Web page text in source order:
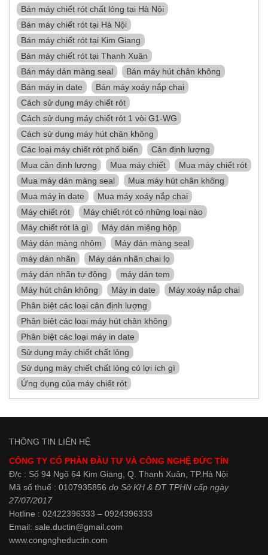
Bán máy chiết rót chất lỏng tại Hà Nội
Bán máy chiết rót tại Hà Nội
Bán máy chiết rót tại Kim Giang
Bán máy chiết rót tại Thanh Xuân
Bán máy dán màng seal
Bán máy hút chân không
Bán máy in date
Bán máy xoáy nắp chai
Cách sử dụng máy chiết rót
Cách sử dụng máy chiết rót 1 vòi G1-WG
Cách sử dụng máy hút chân không
Các loại máy chiết rót phổ biến
Cân định lượng
Mua cân định lượng
Mua máy chiết
Mua máy chiết rót
Mua máy dán màng seal
Mua máy hút chân không
Mua máy in date
Mua máy xoáy nắp chai
Máy chiết rót
Máy chiết rót có những loại nào
Máy chiết rót là gì
Máy dán miệng hộp
Máy dán màng nhôm
Máy dán màng seal
máy dán nhãn
Máy dán nhãn chai lọ
máy dán nhãn tự động
máy dán tem
Máy hút chân không
Máy in date
Máy xoáy nắp chai
Phân biệt các loại cân định lượng
Phân biệt các loại máy hút chân không
Phân biệt các loại máy in date
Sử dụng máy chiết chất lỏng
Sử dụng máy chiết chất lỏng có lợi ích gì
Ứng dụng của máy chiết rót
THÔNG TIN LIÊN HỆ
CÔNG TY CỔ PHẦN ĐẦU TƯ VÀ CÔNG NGHỆ ĐỨC TÍN
Đ/c : Số 94 Ngõ 64 Kim Giang, Q. Thanh Xuân, TP.Hà Nội
Mã số thuế : 0107935856 do Sở KH & ĐT TPHN cấp ngày
27/07/2017
Hotline : 02422396333 – 0924396333
Email: sale.ductin@gmail.com
www.congngheductin.com